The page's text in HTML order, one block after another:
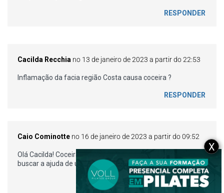
RESPONDER
Cacilda Recchia no 13 de janeiro de 2023 a partir do 22:53
Inflamação da facia região Costa causa coceira ?
RESPONDER
Caio Cominotte no 16 de janeiro de 2023 a partir do 09:52
Olá Cacilda! Coceira pode ser um sintoma, mas o ideal seria
buscar a ajuda de um especialista. Abraço! 🙂
RESPONDER
X